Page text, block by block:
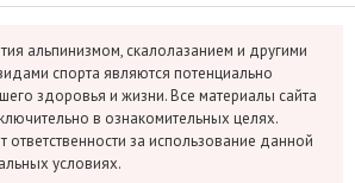
альпинизмом, скалолазанием и другими
спорта являются потенциально
здоровья и жизни. Все материалы сайта
в ознакомительных целях.
ответственности за использование данной
условиях.